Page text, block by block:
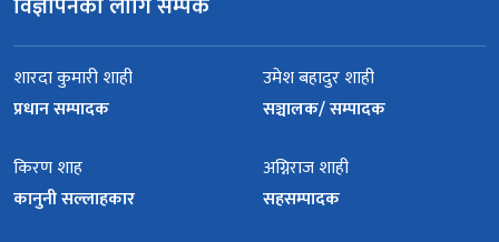
शारदा कुमारी शाही
प्रधान सम्पादक
उमेश बहादुर शाही
सञ्चालक/ सम्पादक
किरण शाह
कानुनी सल्लाहकार
अग्निराज शाही
सहसम्पादक